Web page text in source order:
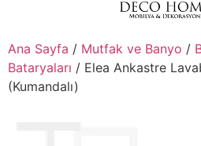
Ana Sayfa / Mutfak ve Banyo /
Bataryaları / Elea Ankastre
(Kumandalı)